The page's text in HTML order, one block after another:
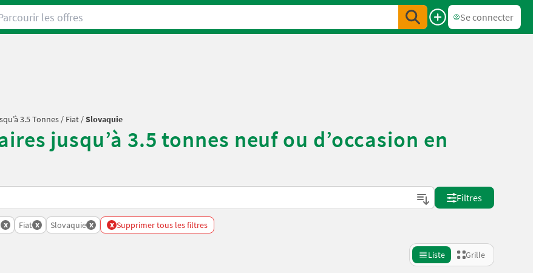
les offres
Se connecter
3.5 Tonnes / Fiat /Slovaquie
jusqu’à 3.5 tonnes neuf ou d’occasion en
Filtres
x Fiat x Slovaquie x x Supprimer tous les filtres
Liste Grille